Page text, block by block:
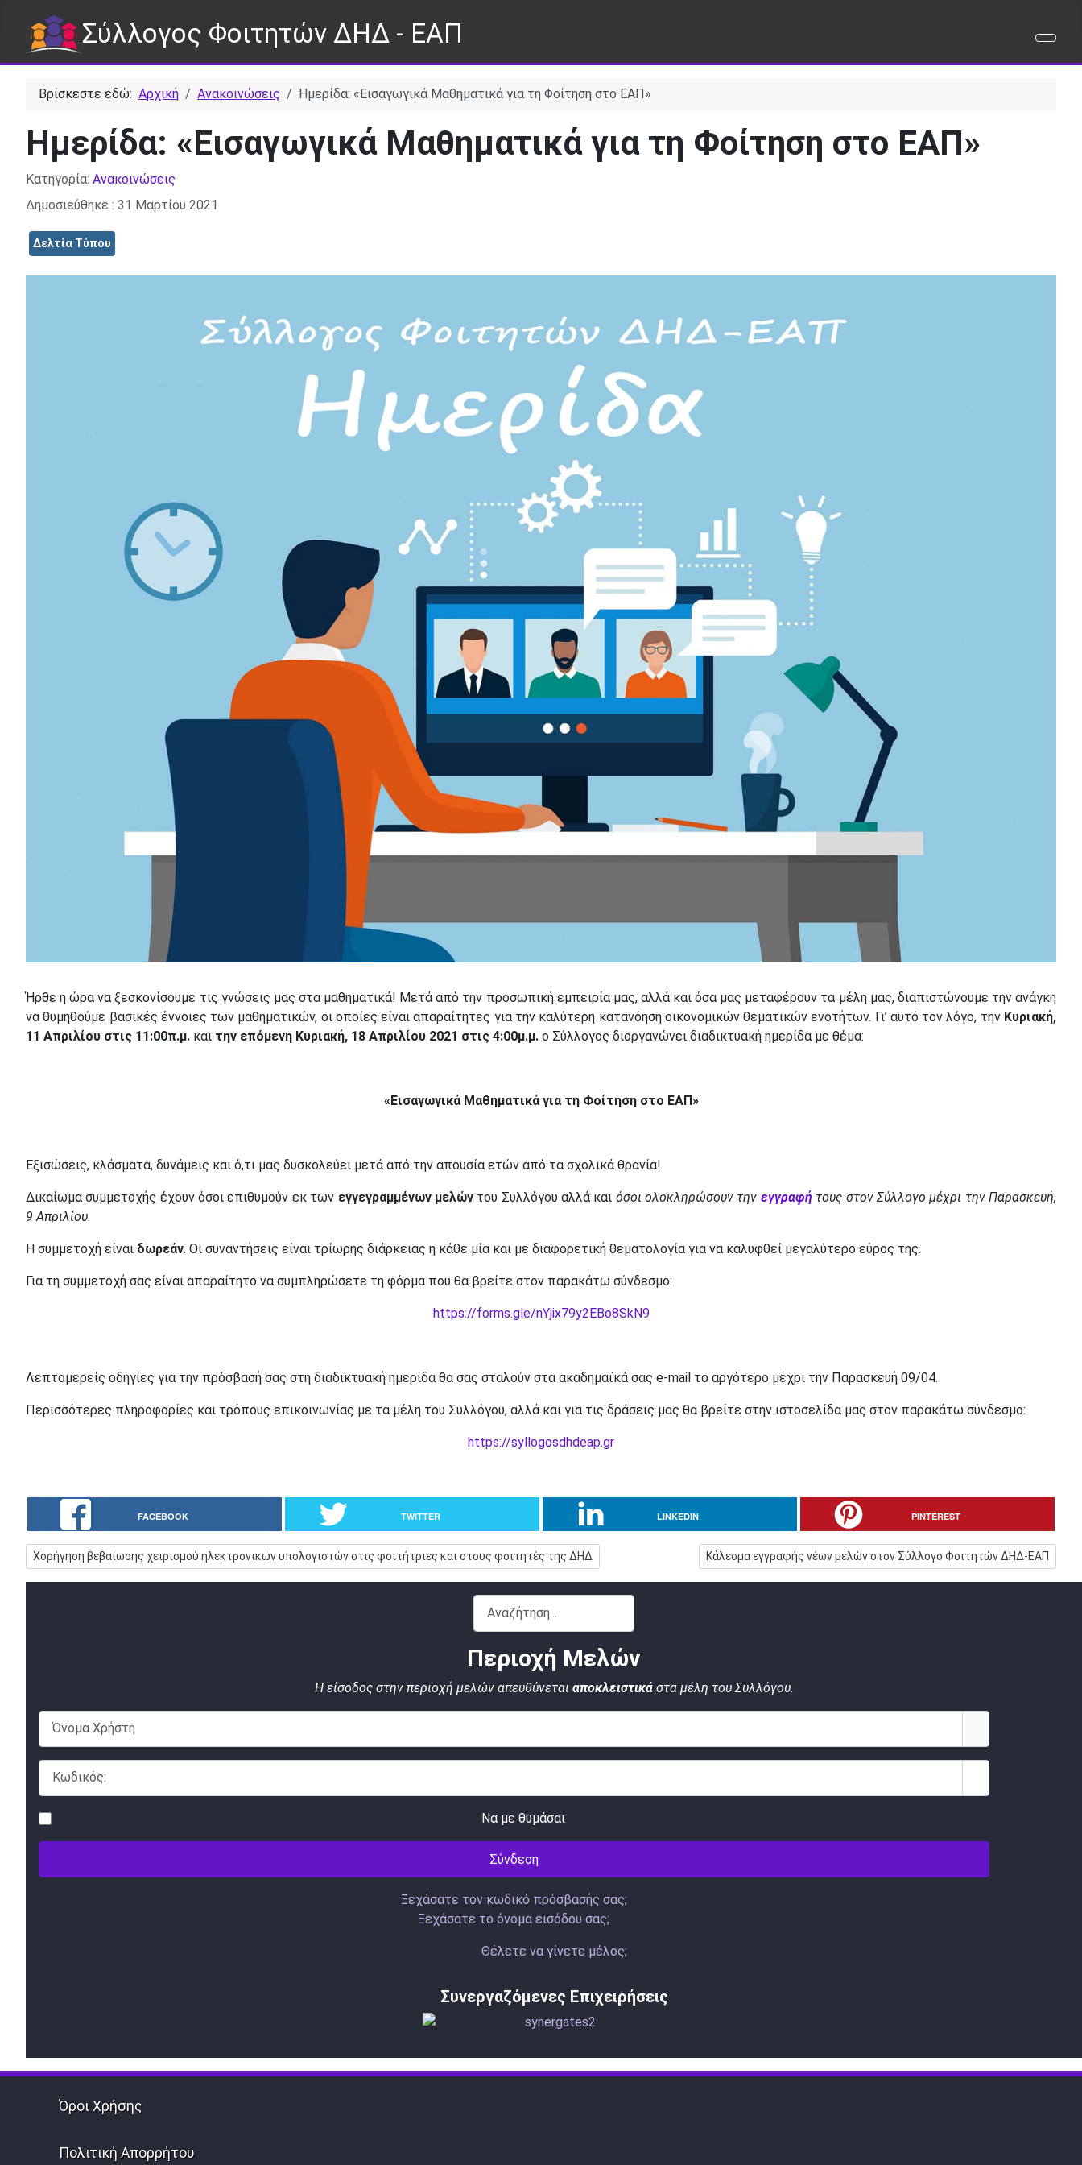
Σύλλογος Φοιτητών ΔΗΔ - ΕΑΠ
Βρίσκεστε εδώ: Αρχική Ανακοινώσεις Ημερίδα: «Εισαγωγικά Μαθηματικά για τη Φοίτηση στο ΕΑΠ»
Ημερίδα: «Εισαγωγικά Μαθηματικά για τη Φοίτηση στο ΕΑΠ»
Λεπτομέρειες
Κατηγορία: Ανακοινώσεις
Δημοσιεύθηκε : 31 Μαρτίου 2021
Δελτία Τύπου
Ήρθε η ώρα να ξεσκονίσουμε τις γνώσεις μας στα μαθηματικά! Μετά από την προσωπική εμπειρία μας, αλλά και όσα μας μεταφέρουν τα μέλη μας, διαπιστώνουμε την ανάγκη
να θυμηθούμε βασικές έννοιες των μαθηματικών, οι οποίες είναι απαραίτητες για την καλύτερη κατανόηση οικονομικών θεματικών ενοτήτων. Γι’ αυτό τον λόγο, την Κυριακή,
11 Απριλίου στις 11:00π.μ. και την επόμενη Κυριακή, 18 Απριλίου 2021 στις 4:00μ.μ. ο Σύλλογος διοργανώνει διαδικτυακή ημερίδα με θέμα:
«Εισαγωγικά Μαθηματικά για τη Φοίτηση στο ΕΑΠ»
Εξισώσεις, κλάσματα, δυνάμεις και ό,τι μας δυσκολεύει μετά από την απουσία ετών από τα σχολικά θρανία!
Δικαίωμα συμμετοχής έχουν όσοι επιθυμούν εκ των εγγεγραμμένων μελώντου Συλλόγου αλλά και όσοι ολοκληρώσουν την εγγραφή τους στον Σύλλογο μέχρι την Παρασκευή,
9 Απριλίου.
Η συμμετοχή είναι δωρεάν. Οι συναντήσεις είναι τρίωρης διάρκειας η κάθε μία και με διαφορετική θεματολογία για να καλυφθεί μεγαλύτερο εύρος της.
Για τη συμμετοχή σας είναι απαραίτητο να συμπληρώσετε τη φόρμα που θα βρείτε στον παρακάτω σύνδεσμο:
https://forms.gle/nYjix79y2EBo8SkN9
Λεπτομερείς οδηγίες για την πρόσβασή σας στη διαδικτυακή ημερίδα θα σας σταλούν στα ακαδημαϊκά σας e-mail το αργότερο μέχρι την Παρασκευή 09/04.
Περισσότερες πληροφορίες και τρόπους επικοινωνίας με τα μέλη του Συλλόγου, αλλά και για τις δράσεις μας θα βρείτε στην ιστοσελίδα μας στον παρακάτω σύνδεσμο:
https://syllogosdhdeap.gr
FACEBOOK TWITTER LINKEDIN PINTEREST
Προηγούμενο άρθρο: Χορήγηση βεβαίωσης χειρισμού ηλεκτρονικών υπολογιστών στις φοιτήτριες και στους φοιτητές της ΔΗΔ
Χορήγηση βεβαίωσης χειρισμού ηλεκτρονικών υπολογιστών στις φοιτήτριες και στους φοιτητές της ΔΗΔ Επόμενο άρθρο: Κάλεσμα εγγραφής νέων μελών στον Σύλλογο
Κάλεσμα εγγραφής νέων μελών στον Σύλλογο Φοιτητών ΔΗΔ-ΕΑΠ
Αναζήτηση...
Περιοχή Μελών
Η είσοδος στην περιοχή μελών απευθύνεται αποκλειστικάστα μέλη του Συλλόγου.
Όνομα Χρήστη
Κωδικός:
Να με θυμάσαι
Σύνδεση
Ξεχάσατε τον κωδικό πρόσβασής σας;
Ξεχάσατε το όνομα εισόδου σας;
Θέλετε να γίνετε μέλος;
Συνεργαζόμενες Επιχειρήσεις
Όροι Χρήσης
Πολιτική Απορρήτου